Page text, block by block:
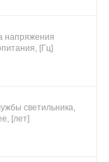
напряжения
[Гц]
светильника,
[лет]